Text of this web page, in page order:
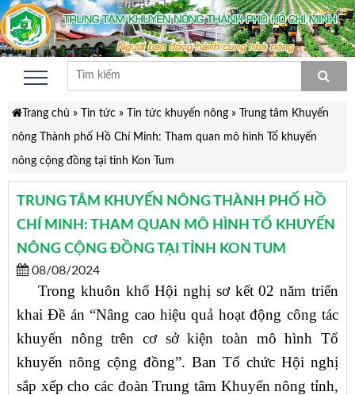
Trang chủ » Tin tức» Tin tức khuyến nông»
Trung tâm Khuyến
nông Thành phố Hồ Chí Minh: Tham quan mô hình Tổ khuyến
nông cộng đồng tại tỉnh Kon Tum
TRUNG TÂM KHUYẾN NÔNG THÀNH PHỐ HỒ
CHÍ MINH: THAM QUAN MÔ HÌNH TỔ KHUYẾN
NÔNG CỘNG ĐỒNG TẠI TỈNH KON TUM
08/08/2024
Trong khuôn khổ Hội nghị sơ kết 02 năm triển
khai Đề án “Nâng cao hiệu quả hoạt động công tác
khuyến nông trên cơ sở kiện toàn mô hình Tổ
khuyến nông cộng đồng”. Ban Tổ chức Hội nghị
sắp xếp cho các đoàn Trung tâm Khuyến nông tỉnh,